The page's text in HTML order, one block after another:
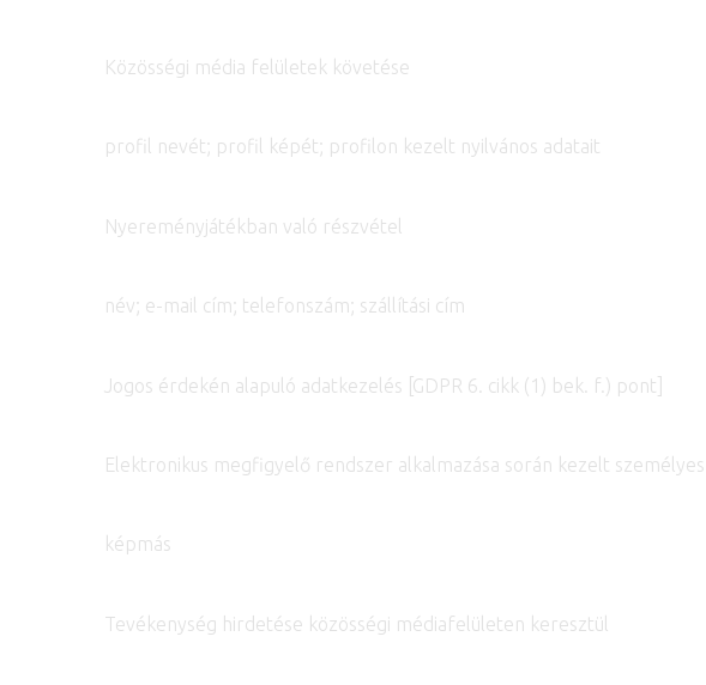
Közösségi média felületek követése
profil nevét; profil képét; profilon kezelt nyilvános adatait
Nyereményjátékban való részvétel
név; e-mail cím; telefonszám; szállítási cím
Jogos érdekén alapuló adatkezelés [GDPR 6. cikk (1) bek. f.) pont]
Elektronikus megfigyelő rendszer alkalmazása során kezelt
képmás
Tevékenység hirdetése közösségi médiafelületen keresztül